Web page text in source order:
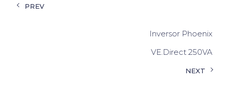
PREV
Inversor Phoenix
VE.Direct 250VA
NEXT